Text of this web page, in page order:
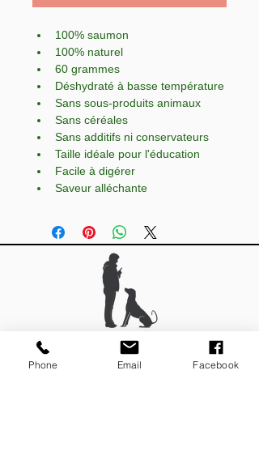
100% saumon
100% naturel
60 grammes
Déshydraté à basse température
Sans sous-produits animaux
Sans céréales
Sans additifs ni conservateurs
Taille idéale pour l'éducation
Facile à digérer
Saveur alléchante
Christopher HECRE
Phone Email Facebook